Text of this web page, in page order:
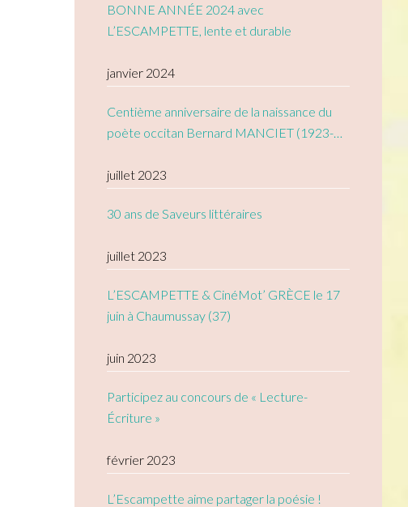
BONNE ANNÉE 2024 avec
L’ESCAMPETTE, lente et durable
janvier 2024
Centième anniversaire de la naissance du
poète occitan Bernard MANCIET (1923-
juillet 2023
30 ans de Saveurs littéraires
juillet 2023
L’ESCAMPETTE & CinéMot’ GRÈCE le 17
juin à Chaumussay (37)
juin 2023
Participez au concours de « Lecture-
Écriture »
février 2023
L’Escampette aime partager la poésie !